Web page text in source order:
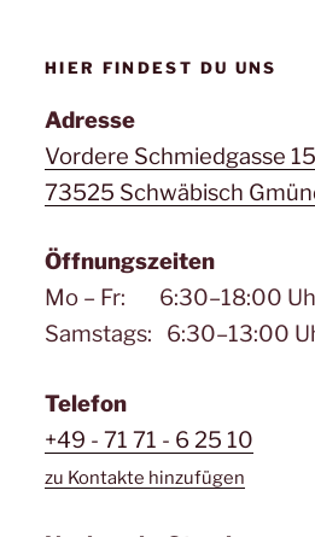
HIER FINDEST DU UNS
Adresse
Vordere Schmiedgasse 15
73525 Schwäbisch
Öffnungszeiten
Mo – Fr: 6:30–18:00
Samstags: 6:30–13:00
Telefon
+49 - 71 71 - 6 25 10
zu Kontakte hinzufügen